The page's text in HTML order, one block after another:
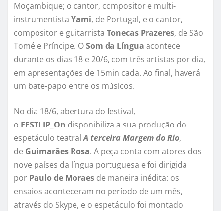
Moçambique; o cantor, compositor e multi-
instrumentista Yami, de Portugal, e o cantor,
compositor e guitarrista Tonecas Prazeres, de São
Tomé e Príncipe. OSom da Língua acontece
durante os dias 18 e 20/6, com três artistas por dia,
em apresentações de 15min cada. Ao final, haverá
um bate-papo entre os músicos.
No dia 18/6, abertura do festival,
o FESTLIP_On disponibiliza a sua produção do
espetáculo teatralA terceira Margem do Rio,
de Guimarães Rosa. A peça conta com atores dos
nove países da língua portuguesa e foi dirigida
por Paulo de Moraes de maneira inédita: os
ensaios aconteceram no período de um mês,
através do Skype, e o espetáculo foi montado